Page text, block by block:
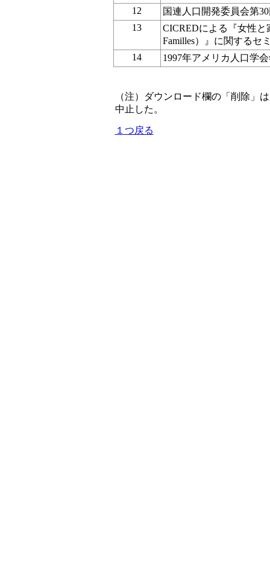
12
国連人口開発委員会第
13
CICREDによる『女性と
Familles）』に関するセ
14
1997年アメリカ人口学
（注）ダウンロード欄の「削除」
中止した。
１つ戻る